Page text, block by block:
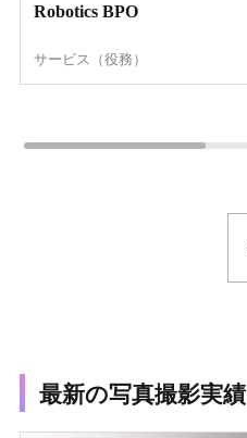
Robotics BPO
サービス（役務）
最新の写真撮影実績